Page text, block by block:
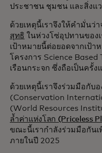
ประชาชน ชุมชน และสิ่งแ
ด้วยเหตุนี้เราจึงให้คำมั่นว่า
สุทธิ ในห่วงโซ่อุปทานของ
เป้าหมายนี้ต่อยอดจากเป้า
โครงการ Science
เรือนกระจก ซึ่งถือเป็นครั้
ด้วยเหตุนี้เราจึงร่วมมือกั
(Conservation
(World Resources
ล้ำค่าแห่งโลก (Priceless
ขณะนี้เรากำลังร่วมมือกัน
ภายในปี 2025